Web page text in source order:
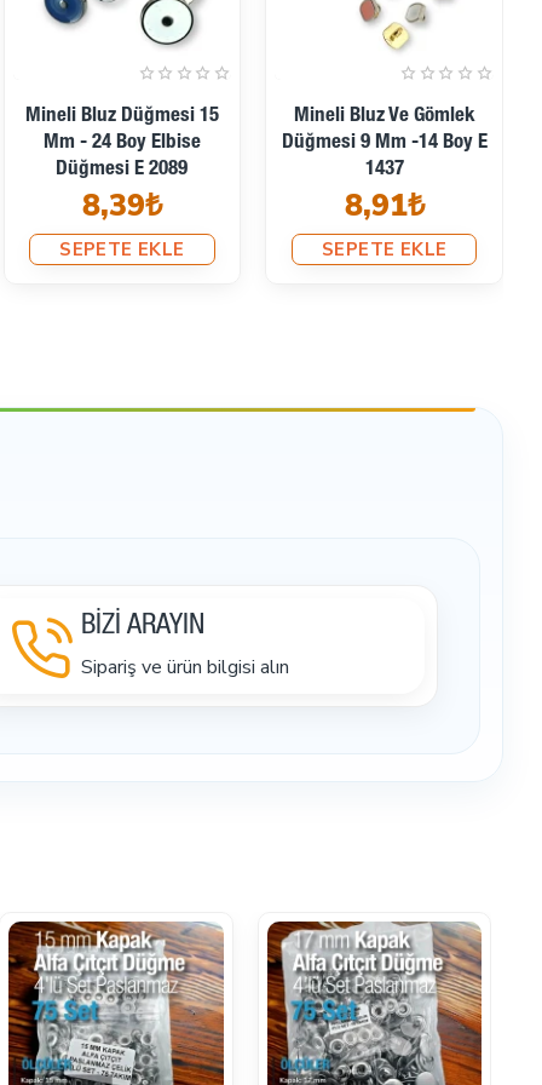
Mineli Elbise Ve Bluz
Düğmesi 10 Mm - 16 Boy
Küçük Düğme E 1540
11,12₺
SEPETE EKLE
Mineli Elbise Ve Gömlek
Düğmesi 12,5 Mm -20
Boy E 1659
15,06₺
SEPETE EKLE
BİZİ ARAYIN
Sipariş ve ürün bilgisi alın